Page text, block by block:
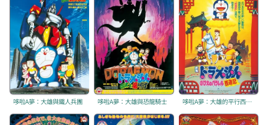
哆啦A夢：大雄與鐵人兵團 哆啦A夢：大雄與恐龍騎士 哆啦A夢：大雄的平行西遊記